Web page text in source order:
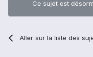
Ce sujet est
Aller sur la liste des